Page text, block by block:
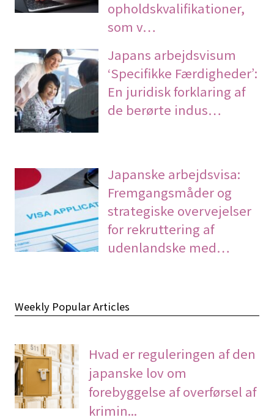
opholdskvalifikationer,
som v…
Japans arbejdsvisum
‘Specifikke Færdigheder’:
En juridisk forklaring af
de berørte indus…
Japanske arbejdsvisa:
Fremgangsmåder og
strategiske overvejelser
for rekruttering af
udenlandske med…
Weekly Popular Articles
Hvad er reguleringen af den
japanske lov om
forebyggelse af overførsel af
krimin...